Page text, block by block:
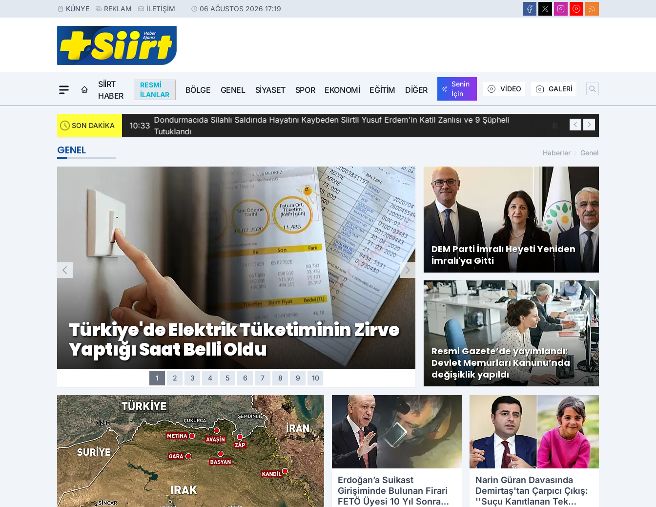
KÜNYE REKLAM İLETIŞIM 06 AĞUSTOS 2026 17:19
SIIRT
HABER
RESMI
İLANLAR
BÖLGE GENEL SIYASET SPOR EKONOMI EĞITIM DIĞER
Senin
İçin
VİDEO GALERİ
SON DAKİKA 10:33
Dondurmacıda Silahlı Saldırıda Hayatını Kaybeden Siirtli Yusuf Erdem'in Katil Zanlısı ve 9 Şüpheli
Tutuklandı
01:44
GENEL Haberler Genel
Türkiye'de Elektrik Tüketiminin Zirve
Yaptığı Saat Belli Oldu
YSK'nın Yeni Parti'yi
Senaryosunda Son
Sırada
1 2 3 4 5 6 7 8 9 10
DEM Parti İmralı Heyeti Yeniden
İmralı'ya Gitti
Resmi Gazete’de yayımlandı:
Devlet Memurları Kanunu’nda
değişiklik yapıldı
Erdoğan’a Suikast
Girişiminde Bulunan Firari
FETÖ Üyesi 10 Yıl Sonra
Narin Güran Davasında
Demirtaş'tan Çarpıcı Çıkış:
''Suçu Kanıtlanan Tek